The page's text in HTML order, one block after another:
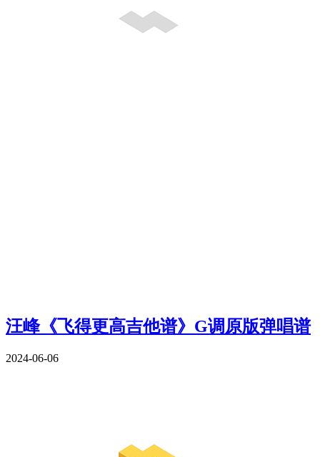
汪峰《飞得更高吉他谱》G调原版弹唱谱
2024-06-06